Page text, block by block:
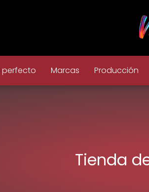
perfecto Marcas Producción
Tienda